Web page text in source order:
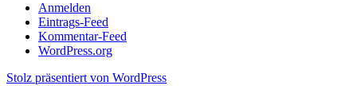
Anmelden
Eintrags-Feed
Kommentar-Feed
WordPress.org
Stolz präsentiert von WordPress